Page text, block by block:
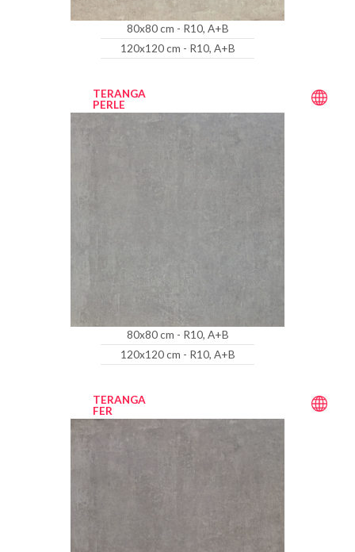
80x80 cm - R10, A+B
120x120 cm - R10, A+B
TERANGA
PERLE
80x80 cm - R10, A+B
120x120 cm - R10, A+B
TERANGA
FER